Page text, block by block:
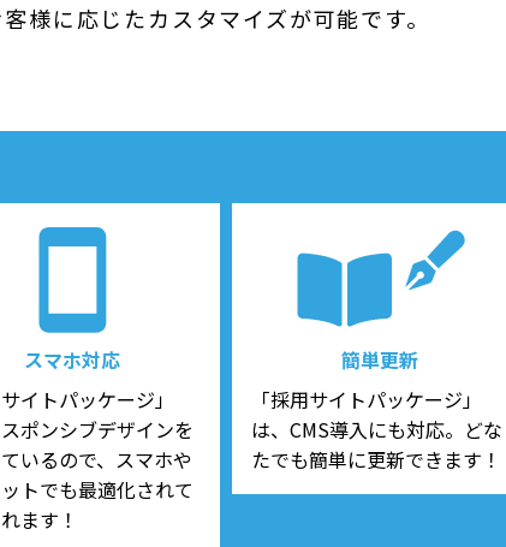
様に応じたカスタマイズが可能です。
スマホ対応
サイトパッケージ」
ポンシブデザインを
いるので、スマホや
トでも最適化されて
ます！
簡単更新
「採用サイトパッケージ」
は、CMS導入にも対応。どな
たでも簡単に更新できます！